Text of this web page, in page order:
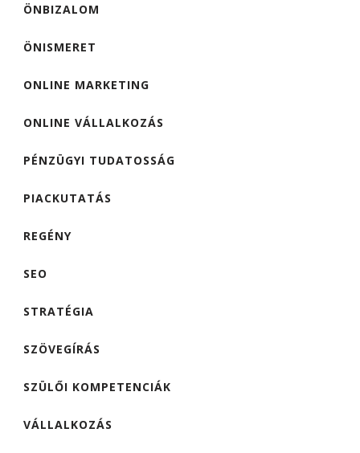
ÖNBIZALOM
ÖNISMERET
ONLINE MARKETING
ONLINE VÁLLALKOZÁS
PÉNZÜGYI TUDATOSSÁG
PIACKUTATÁS
REGÉNY
SEO
STRATÉGIA
SZÖVEGÍRÁS
SZÜLŐI KOMPETENCIÁK
VÁLLALKOZÁS